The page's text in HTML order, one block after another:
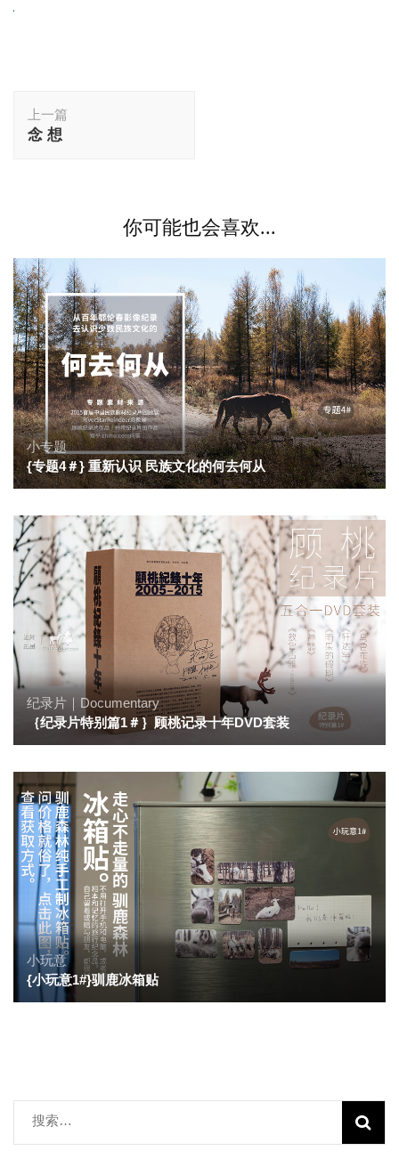
文
导
上一篇
念 想
你可能也会喜欢...
小专题
{专题4＃} 重新认识 民族文化的何去何从
纪录片｜Documentary
｛纪录片特别篇1＃｝顾桃记录十年DVD套装
小玩意
{小玩意1#}驯鹿冰箱贴
搜
索：